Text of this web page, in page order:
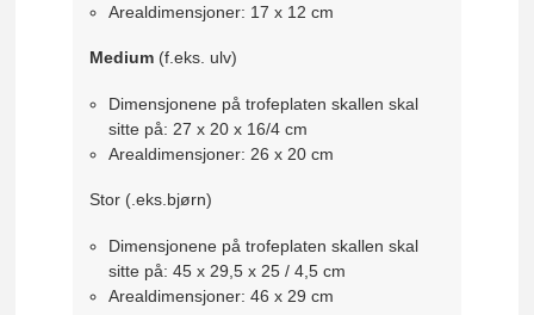
Arealdimensjoner: 17 x 12 cm
Medium (f.eks. ulv)
Dimensjonene på trofeplaten skallen skal
sitte på: 27 x 20 x 16/4 cm
Arealdimensjoner: 26 x 20 cm
Stor (.eks.bjørn)
Dimensjonene på trofeplaten skallen skal
sitte på: 45 x 29,5 x 25 / 4,5 cm
Arealdimensjoner: 46 x 29 cm